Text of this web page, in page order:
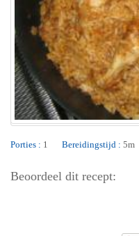
Porties : 1 Bereidingstijd : 5m
Beoordeel dit recept: